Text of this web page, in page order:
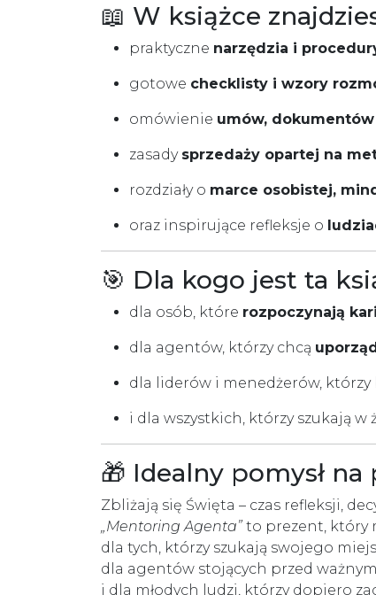
📖 W książce
praktyczne narzędzia i
gotowe checklisty i wzory
omówienie umów,
zasady sprzedaży opartej na
rozdziały o marce osobistej,
oraz inspirujące refleksje o
🎯 Dla kogo jest ta
dla osób, które rozpoczynają
dla agentów, którzy chcą
dla liderów i menedżerów, którzy
i dla wszystkich, którzy szukają w
🎁 Idealny pomysł na
Zbliżają się Święta – czas refleksji,
„Mentoring Agenta” to prezent, który
dla tych, którzy szukają swojego
dla agentów stojących przed
i dla młodych ludzi, którzy dopiero